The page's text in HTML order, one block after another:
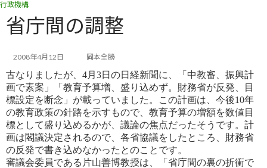
コ
テ
キ
ッ
プ
ナ
ゲ
に
移
動
行政機構
省庁間の調整
2008年4月12日 岡本全勝
古なりましたが、4月3日の日経新聞に、「中教審、振興計
画で素案」「教育予算増、盛り込めず。財務省が反発、目
標設定を断念」が載っていました。この計画は、今後10年
の教育政策の針路を示すもので、教育予算の増額を数値目
標として盛り込めるかが、議論の焦点だったそうです。計
画は閣議決定されるので、各省協議をしたところ、財務省
の反発で書き込めなかったとのことです。
審議会委員である片山善博教授は、「省庁間の裏の折衝で